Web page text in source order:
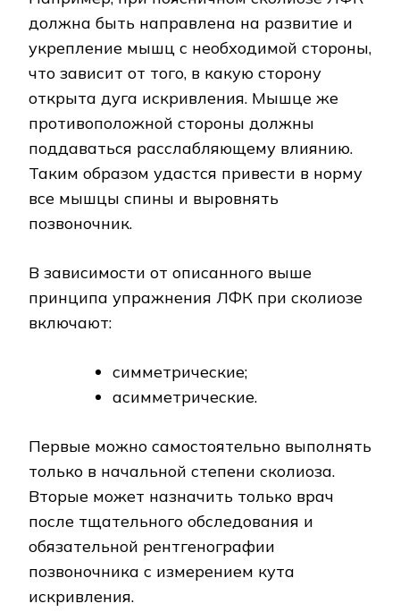
должна быть направлена на развитие и
укрепление мышц с необходимой стороны,
что зависит от того, в какую сторону
открыта дуга искривления. Мышце же
противоположной стороны должны
поддаваться расслабляющему влиянию.
Таким образом удастся привести в норму
все мышцы спины и выровнять
позвоночник.
В зависимости от описанного выше
принципа упражнения ЛФК при сколиозе
включают:
симметрические;
асимметрические.
Первые можно самостоятельно выполнять
только в начальной степени сколиоза.
Вторые может назначить только врач
после тщательного обследования и
обязательной рентгенографии
позвоночника с измерением кута
искривления.